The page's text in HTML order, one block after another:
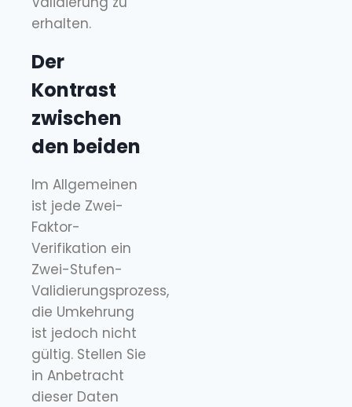
erhalten.
Der
Kontrast
zwischen
den beiden
Im Allgemeinen
ist jede Zwei-
Faktor-
Verifikation ein
Zwei-Stufen-
Validierungsprozess,
die Umkehrung
ist jedoch nicht
gültig. Stellen Sie
in Anbetracht
dieser Daten